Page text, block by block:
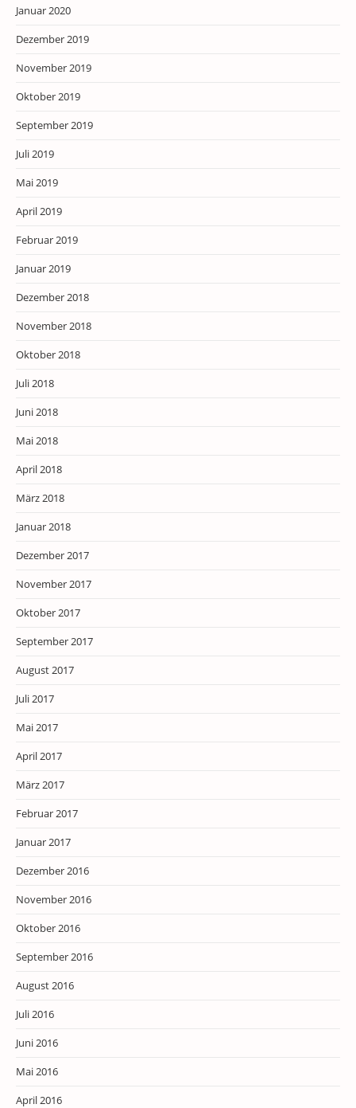
Januar 2020
Dezember 2019
November 2019
Oktober 2019
September 2019
Juli 2019
Mai 2019
April 2019
Februar 2019
Januar 2019
Dezember 2018
November 2018
Oktober 2018
Juli 2018
Juni 2018
Mai 2018
April 2018
März 2018
Januar 2018
Dezember 2017
November 2017
Oktober 2017
September 2017
August 2017
Juli 2017
Mai 2017
April 2017
März 2017
Februar 2017
Januar 2017
Dezember 2016
November 2016
Oktober 2016
September 2016
August 2016
Juli 2016
Juni 2016
Mai 2016
April 2016